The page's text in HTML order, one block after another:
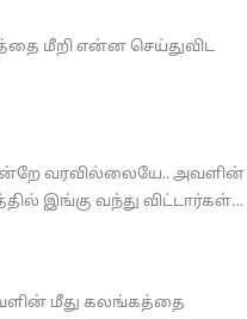
மீறி என்ன செய்துவிட
வரவில்லையே.. அவளின்
இங்கு வந்து விட்டார்கள்…
மீது கலங்கத்தை